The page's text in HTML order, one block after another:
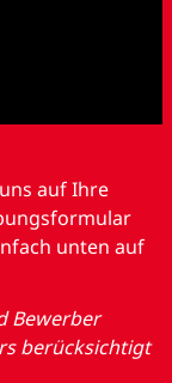
auf Ihre
unten auf
Bewerber
berücksichtigt